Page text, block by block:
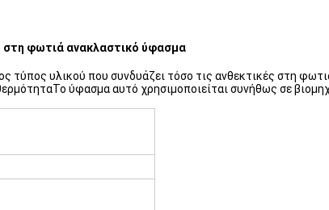
στη φωτιά ανακλαστικό ύφασμα
τύπος υλικού που συνδυάζει τόσο τις ανθεκτικές στη
ύφασμα αυτό χρησιμοποιείται συνήθως σε